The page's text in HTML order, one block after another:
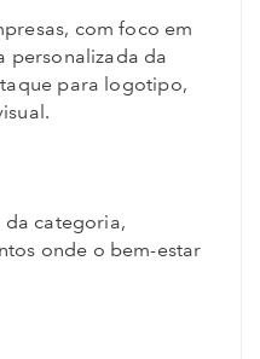
com foco em
personalizada da
para logotipo,
da categoria,
onde o bem-estar